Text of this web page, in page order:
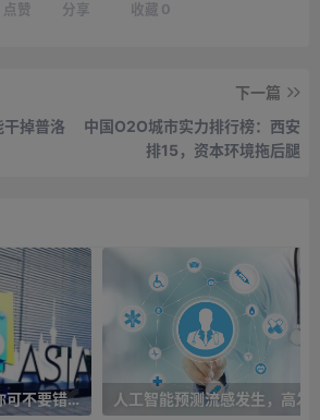
点赞 分享 收藏 0
掉普洛
下一篇
中国O2O城市实力排行榜：西安
排15，资本环境拖后腿
今年的CES Asia，你可不要错过这些自动驾驶看点